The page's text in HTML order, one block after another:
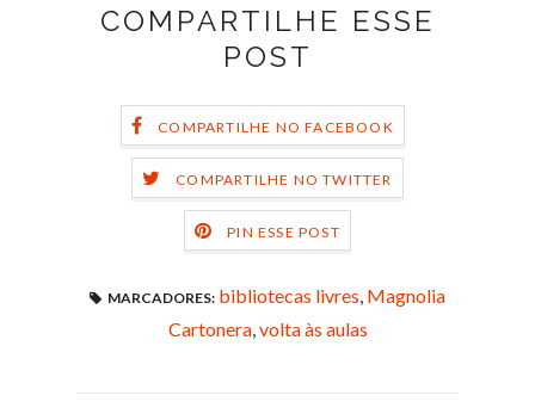
COMPARTILHE ESSE
POST
COMPARTILHE NO FACEBOOK
COMPARTILHE NO TWITTER
PIN ESSE POST
MARCADORES: bibliotecas livres, Magnolia
Cartonera,volta às aulas